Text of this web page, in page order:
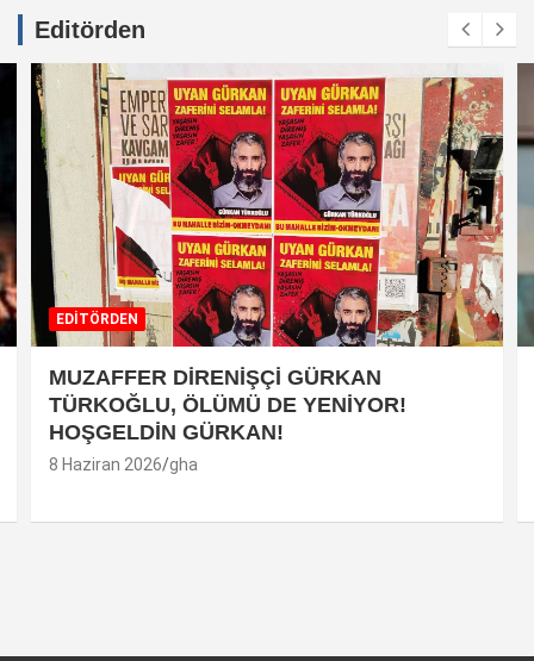
Editörden
EDİTÖRDEN
MUZAFFER DİRENİŞÇİ GÜRKAN
TÜRKOĞLU, ÖLÜMÜ DE YENİYOR!
HOŞGELDİN GÜRKAN!
8 Haziran 2026 gha